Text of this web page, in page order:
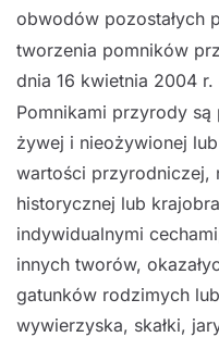
obwodów pozostałych
tworzenia pomników
dnia 16 kwietnia 2004
Pomnikami przyrody
żywej i nieożywionej
wartości przyrodniczej,
historycznej lub
indywidualnymi
innych tworów,
gatunków rodzimych
wywierzyska, skałki,